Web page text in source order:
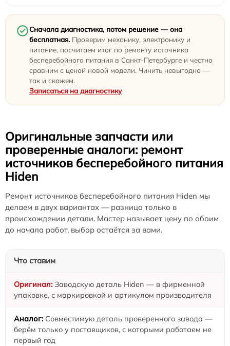
Сначала диагностика, потом решение — она
бесплатная. Проверим механику, электронику и
питание, посчитаем итог по ремонту источника
бесперебойного питания в Санкт-Петербурге и честно
сравним с ценой новой модели. Чинить невыгодно —
так и скажем.
Записаться на диагностику
Оригинальные запчасти или
проверенные аналоги: ремонт
источников бесперебойного питания
Hiden
Ремонт источников бесперебойного питания Hiden мы
делаем в двух вариантах — разница только в
происхождении детали. Мастер называет цену по обоим
до начала работ, выбор остаётся за вами.
Что ставим
Заводскую деталь Hiden — в фирменной
упаковке, с маркировкой и артикулом производителя
Совместимую деталь проверенного завода —
берём только у поставщиков, с которыми работаем не
первый год